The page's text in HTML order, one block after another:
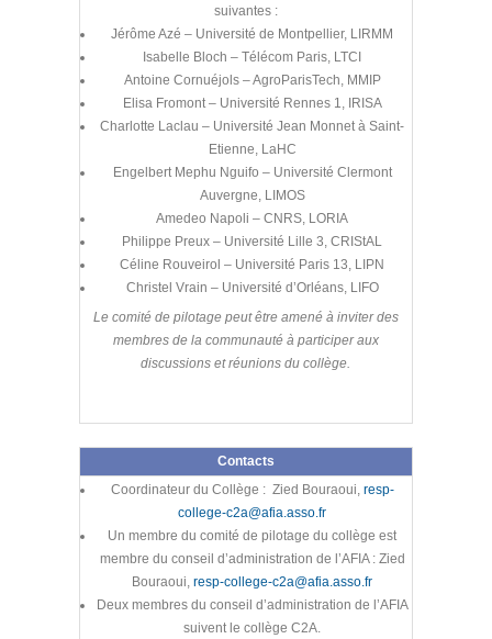
suivantes :
Jérôme Azé – Université de Montpellier, LIRMM
Isabelle Bloch – Télécom Paris, LTCI
Antoine Cornuéjols – AgroParisTech, MMIP
Elisa Fromont – Université Rennes 1, IRISA
Charlotte Laclau – Université Jean Monnet à Saint-
Etienne, LaHC
Engelbert Mephu Nguifo – Université Clermont
Auvergne, LIMOS
Amedeo Napoli – CNRS, LORIA
Philippe Preux – Université Lille 3, CRIStAL
Céline Rouveirol – Université Paris 13, LIPN
Christel Vrain – Université d’Orléans, LIFO
Le comité de pilotage peut être amené à inviter des
membres de la communauté à participer aux
discussions et réunions du collège.
Contacts
Coordinateur du Collège : Zied Bouraoui, resp-
college-c2a@afia.asso.fr
Un membre du comité de pilotage du collège est
membre du conseil d’administration de l’AFIA : Zied
Bouraoui,resp-college-c2a@afia.asso.fr
Deux membres du conseil d’administration de l’AFIA
suivent le collège C2A.